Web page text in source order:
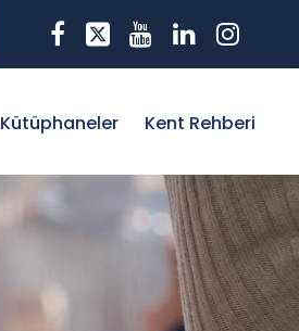
Kütüphaneler Kent Rehberi